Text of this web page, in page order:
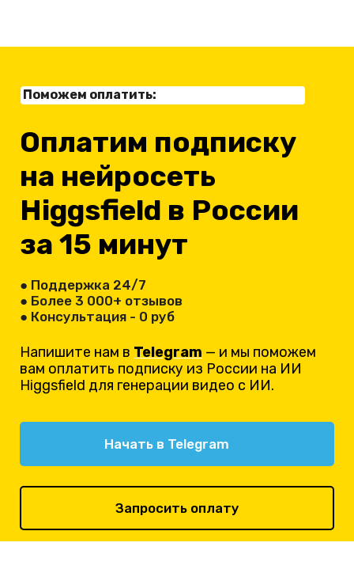
Оплатим подписку
на нейросеть
Higgsfield в России
за 15 минут
● Поддержка 24/7
● Более 3 000+ отзывов
● Консультация - 0 руб
Напишите нам в Telegram — и мы поможем
вам оплатить подписку из России на ИИ
Higgsfield для генерации видео с ИИ.
Начать в Telegram
Запросить оплату
Поможем оплатить: